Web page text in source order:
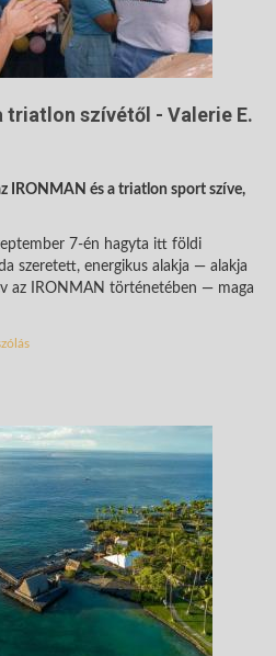
triatlon szívétől - Valerie E.
IRONMAN és a triatlon sport szíve,
7-én hagyta itt földi
szeretett, energikus alakja — alakja
az IRONMAN történetében — maga